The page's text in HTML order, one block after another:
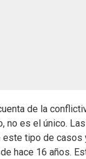
de la
no es el único.
tipo de casos
hace 16 años.